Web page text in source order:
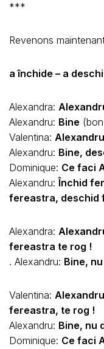
***
Revenons
a închide – a
Alexandra:
Alexandru: Bine
Valentina:
Alexandru: Bine,
Dominique: Ce faci
Alexandru: Închid
fereastra, deschid
Alexandra:
fereastra te rog !
. Alexandru: Bine,
Valentina:
fereastra, te rog !
Alexandru: Bine, nu
Dominique: Ce faci